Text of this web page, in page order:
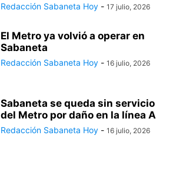
Redacción Sabaneta Hoy - 17 julio, 2026
El Metro ya volvió a operar en
Sabaneta
Redacción Sabaneta Hoy - 16 julio, 2026
Sabaneta se queda sin servicio
del Metro por daño en la línea A
Redacción Sabaneta Hoy - 16 julio, 2026